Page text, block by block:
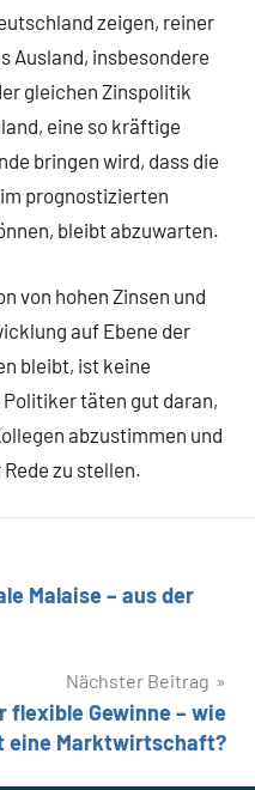
zeigen, reiner
Ausland, insbesondere
gleichen Zinspolitik
eine so kräftige
bringen wird, dass die
prognostizierten
bleibt abzuwarten.
von hohen Zinsen und
auf Ebene der
bleibt, ist keine
täten gut daran,
abzustimmen und
zu stellen.
Malaise – aus der
Nächster Beitrag
flexible Gewinne – wie
eine Marktwirtschaft?